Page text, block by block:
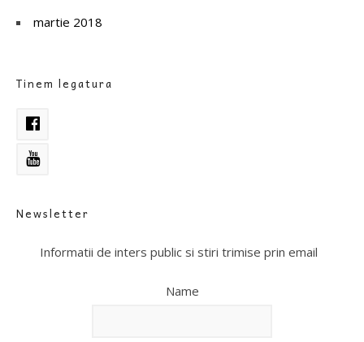
martie 2018
Tinem legatura
Newsletter
Informatii de inters public si stiri trimise prin email
Name